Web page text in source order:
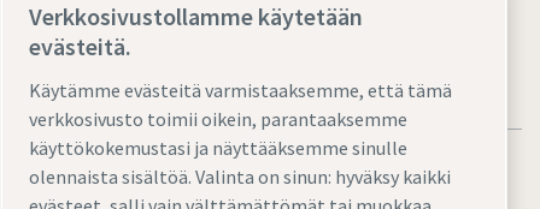
Verkkosivustollamme käytetään
evästeitä.
Käytämme evästeitä varmistaaksemme, että tämä
verkkosivusto toimii oikein, parantaaksemme
käyttökokemustasi ja näyttääksemme sinulle
olennaista sisältöä. Valinta on sinun: hyväksy kaikki